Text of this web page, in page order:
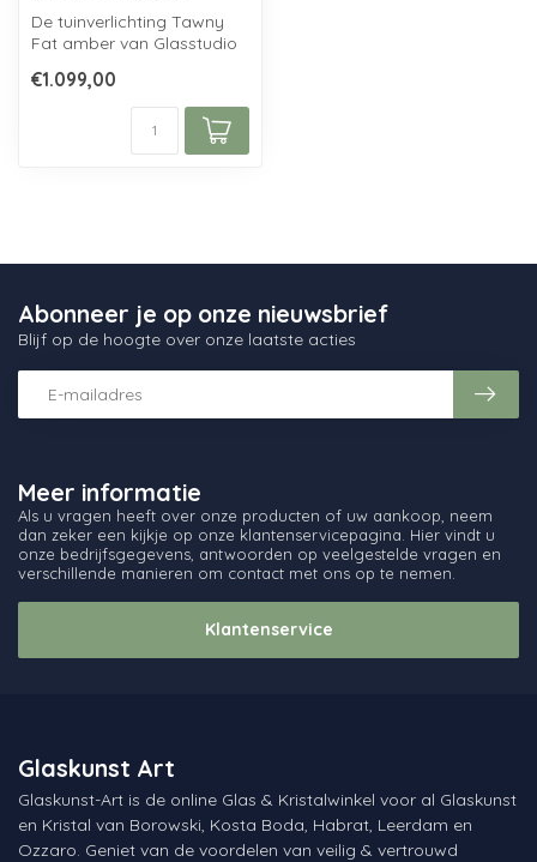
De tuinverlichting Tawny
Fat amber van Glasstudio
een s...
€1.099,00
Meer informatie
Als u vragen heeft over onze producten of uw aankoop, neem
dan zeker een kijkje op onze klantenservicepagina. Hier vindt u
onze bedrijfsgegevens, antwoorden op veelgestelde vragen en
verschillende manieren om contact met ons op te nemen.
Klantenservice
Abonneer je op onze nieuwsbrief
Blijf op de hoogte over onze laatste acties
Glaskunst Art
Glaskunst-Art is de online Glas & Kristalwinkel voor al Glaskunst
en Kristal van Borowski, Kosta Boda, Habrat, Leerdam en
Ozzaro. Geniet van de voordelen van veilig & vertrouwd